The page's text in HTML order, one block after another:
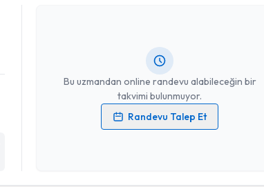
Bu uzmandan online randevu alabileceğin bir
takvimi bulunmuyor.
Randevu Talep Et
Dyt. Begüm KURAN
Kişisel verilerimin işlenmesine ilişkinAydınlatma Metni